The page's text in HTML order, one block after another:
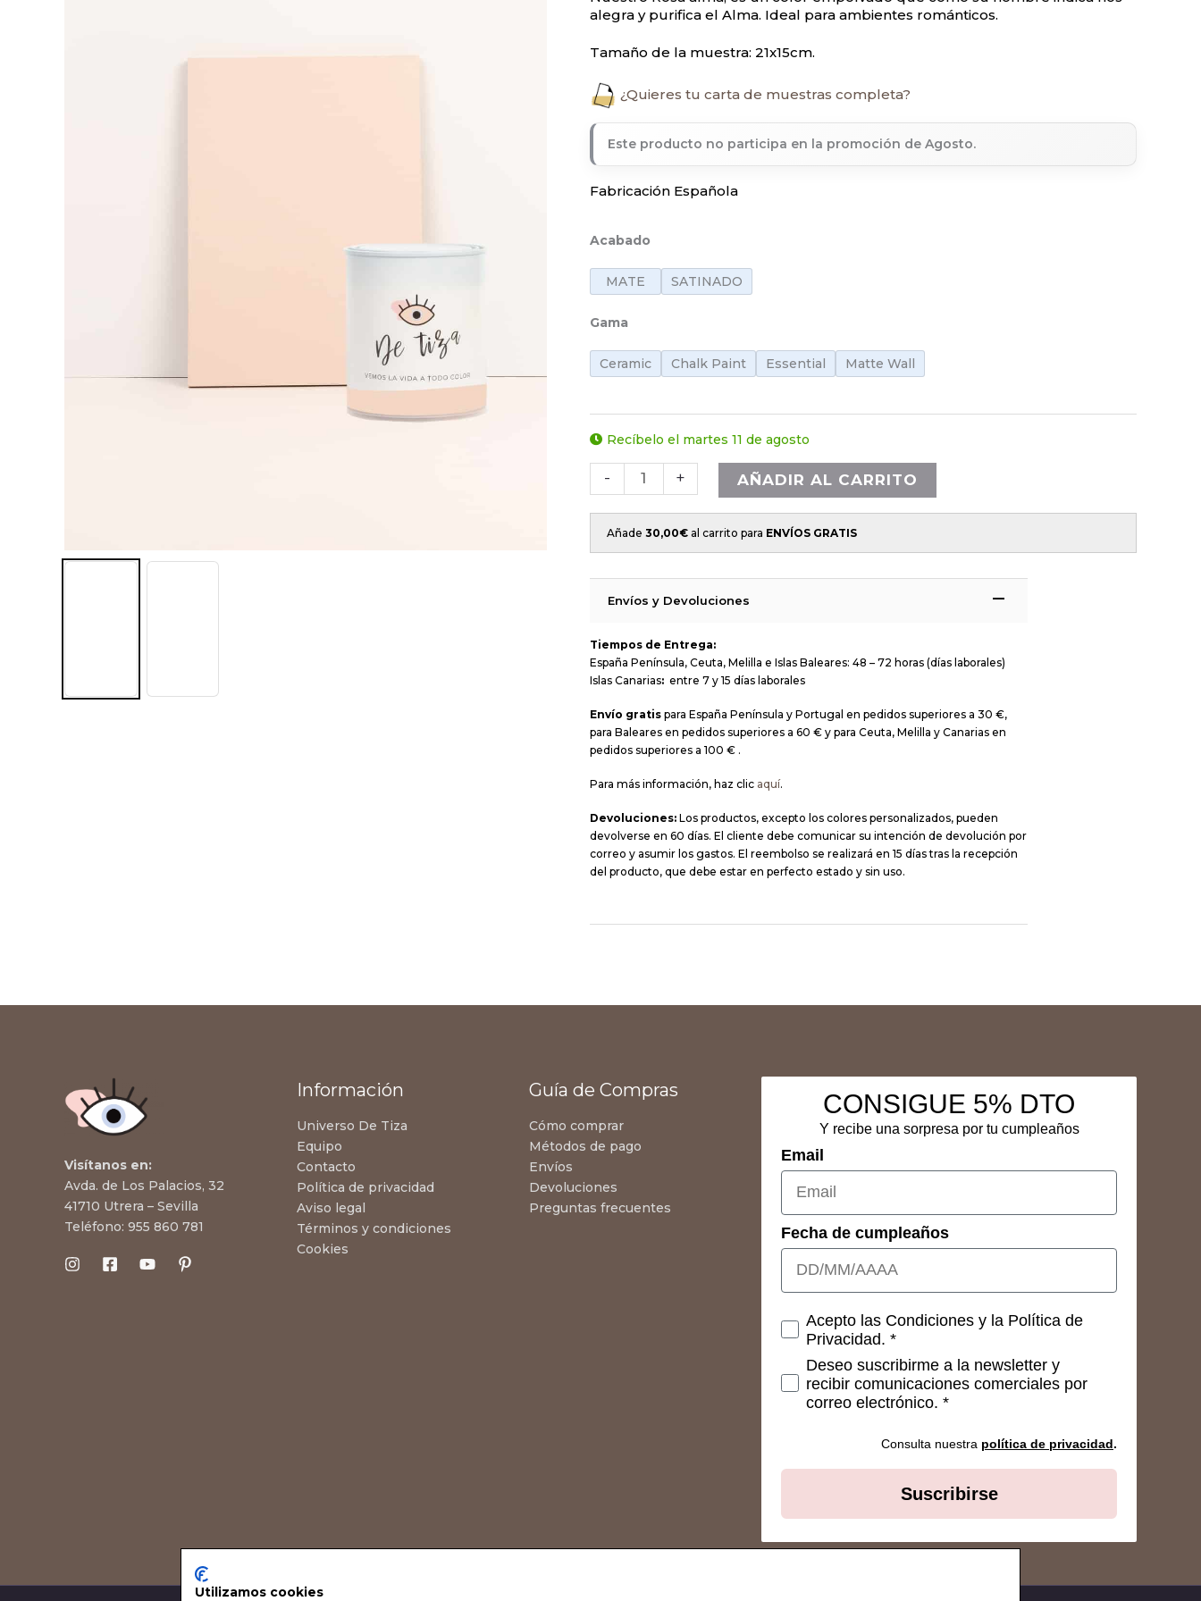
alegra y purifica el Alma. Ideal para ambientes románticos.
Tamaño de la muestra: 21x15cm.
¿Quieres tu carta de muestras completa?
Este producto no participa en la promoción de Agosto.
Fabricación Española
Acabado
MATE SATINADO
Gama
Ceramic Chalk Paint Essential Matte Wall
Recíbelo el martes 11 de agosto
- + AÑADIR AL CARRITO
Añade 30,00€ al carrito para ENVÍOS GRATIS
Envíos y Devoluciones
Tiempos de Entrega:
España Península, Ceuta, Melilla e Islas Baleares: 48 – 72 horas (días laborales)
Islas Canarias: entre 7 y 15 días laborales
Envío gratis para España Península y Portugal en pedidos superiores a 30 €,
para Baleares en pedidos superiores a 60 € y para Ceuta, Melilla y Canarias en
pedidos superiores a 100 € .
Para más información, haz clic aquí.
Devoluciones: Los productos, excepto los colores personalizados, pueden
devolverse en 60 días. El cliente debe comunicar su intención de devolución por
correo y asumir los gastos. El reembolso se realizará en 15 días tras la recepción
del producto, que debe estar en perfecto estado y sin uso.
Visítanos en:
Avda. de Los Palacios, 32
41710 Utrera – Sevilla
Teléfono: 955 860 781
Información
Universo De Tiza
Equipo
Contacto
Política de privacidad
Aviso legal
Términos y condiciones
Cookies
Guía de Compras
Cómo comprar
Métodos de pago
Envíos
Devoluciones
Preguntas frecuentes
CONSIGUE 5% DTO
Y recibe una sorpresa por tu cumpleaños
Email
Fecha de cumpleaños
Consetimientos
Acepto las Condiciones y la Política de
Privacidad. *
Deseo suscribirme a la newsletter y
recibir comunicaciones comerciales por
correo electrónico. *
Consulta nuestra política de privacidad.
Suscribirse
Utilizamos cookies